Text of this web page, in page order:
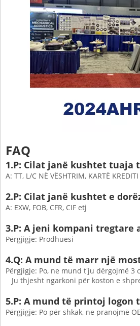
FAQ
1.P: Cilat janë kushtet tuaja
A: TT, L/C NË VËSHTRIM, KARTË
2.P: Cilat janë kushtet e
A: EXW, FOB, CFR, CIF etj
3.P: A jeni kompani tregtare
Përgjigje: Prodhuesi
4.Q: A mund të marr një
Përgjigje: Po, ne mund t'ju dërgojmë 3
Ju thjesht ngarkoni për koston e
5.P: A mund të printoj logon
Përgjigje: Po për shkak, ne pranojmë